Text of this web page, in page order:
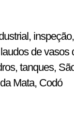
de vasos
tanques,
Mata, Codó